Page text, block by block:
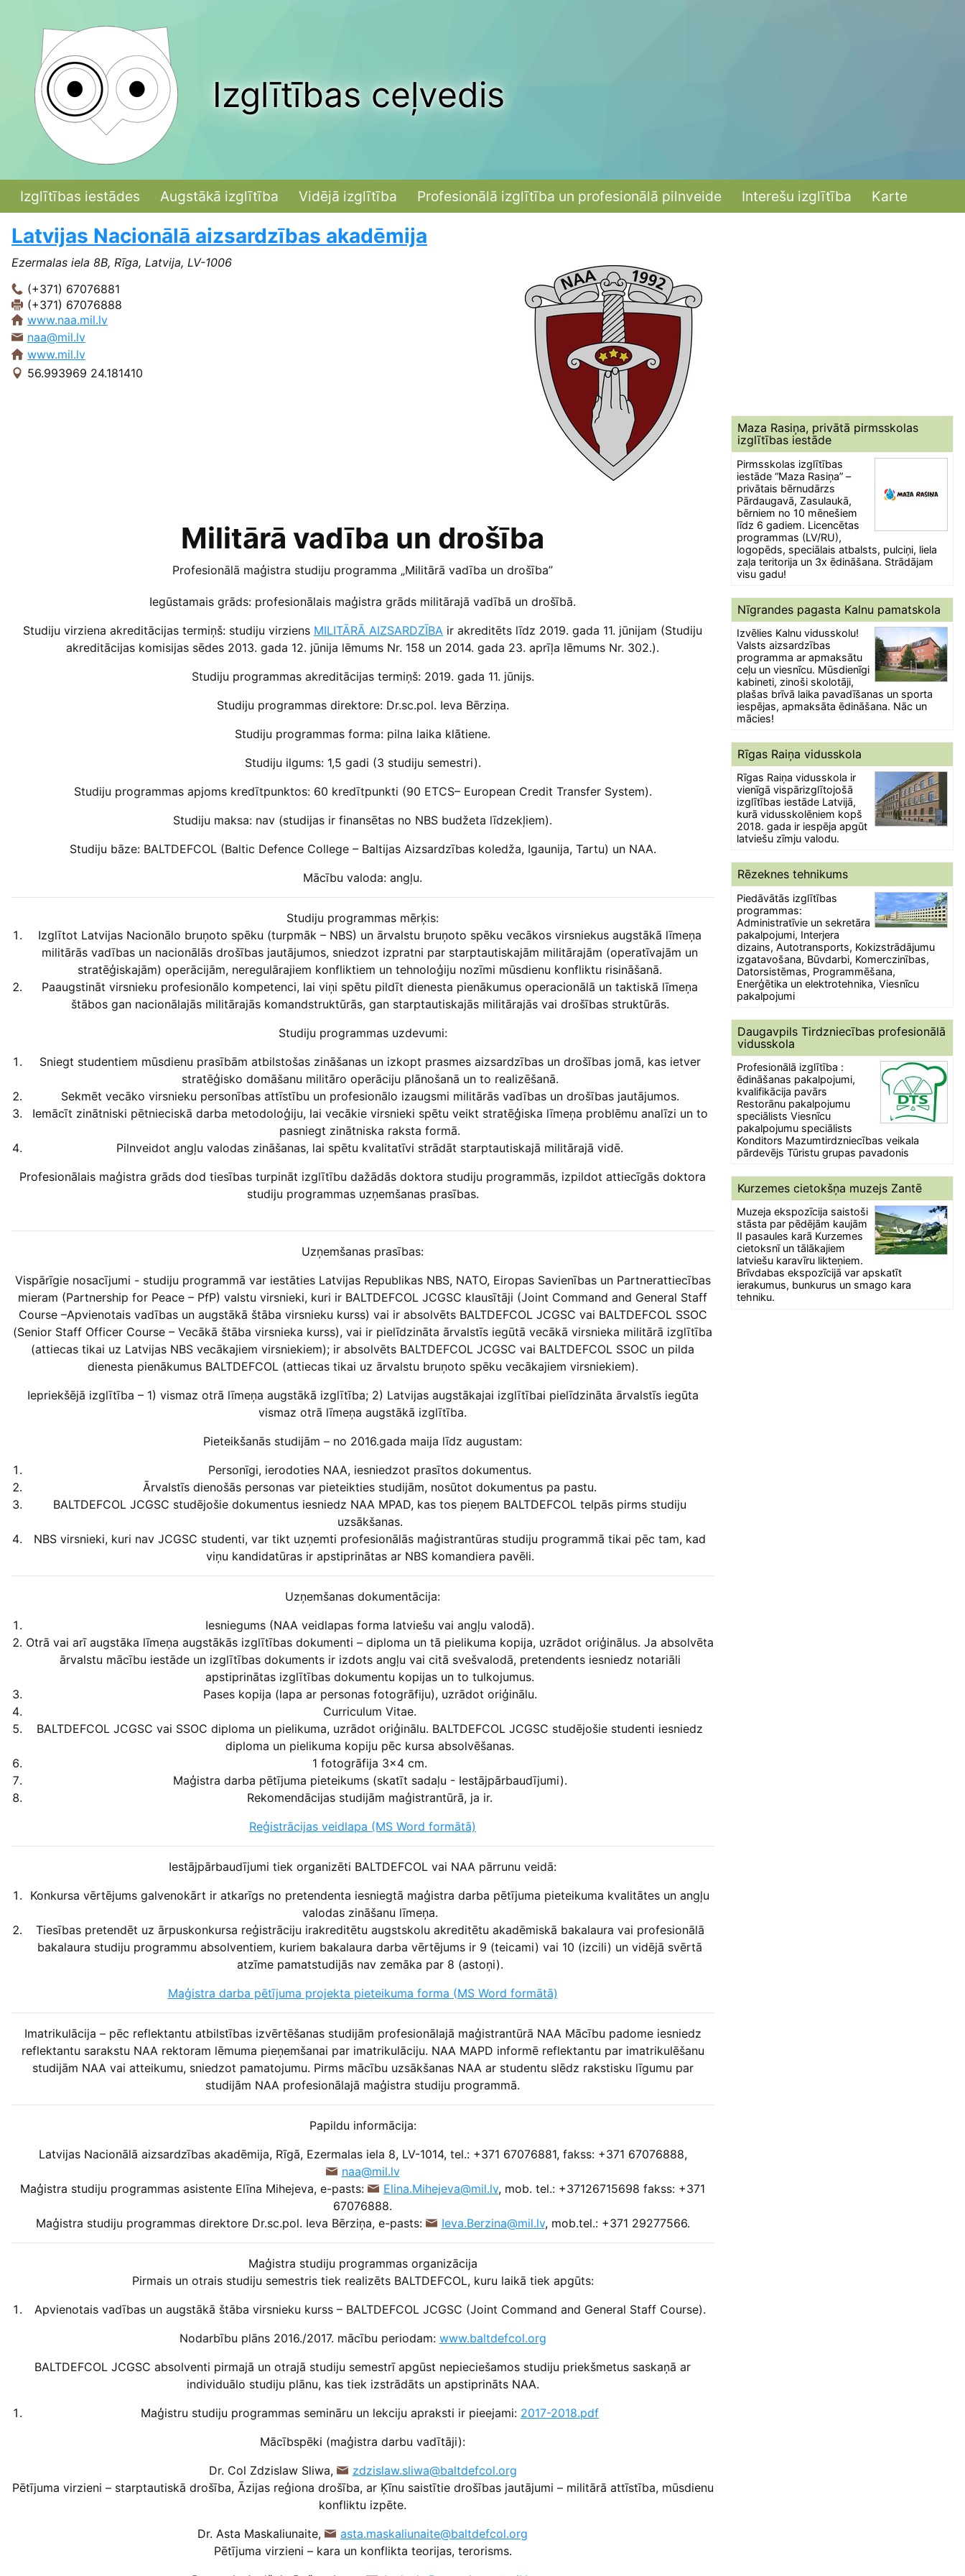
Izglītības ceļvedis
Izglītības iestādes Augstākā izglītība Vidējā izglītība Profesionālā izglītība un profesionālā pilnveide Interešu izglītība Karte
Latvijas Nacionālā aizsardzības akadēmija
Ezermalas iela 8B, Rīga, Latvija, LV-1006
(+371) 67076881
(+371) 67076888
www.naa.mil.lv
naa@mil.lv
www.mil.lv
56.993969 24.181410
Militārā vadība un drošība
Profesionālā maģistra studiju programma „Militārā vadība un drošība”
Iegūstamais grāds: profesionālais maģistra grāds militārajā vadībā un drošībā.
Studiju virziena akreditācijas termiņš: studiju virziens MILITĀRĀ AIZSARDZĪBA ir akreditēts līdz 2019. gada 11. jūnijam (Studiju
akreditācijas komisijas sēdes 2013. gada 12. jūnija lēmums Nr. 158 un 2014. gada 23. aprīļa lēmums Nr. 302.).
Studiju programmas akreditācijas termiņš: 2019. gada 11. jūnijs.
Studiju programmas direktore: Dr.sc.pol. Ieva Bērziņa.
Studiju programmas forma: pilna laika klātiene.
Studiju ilgums: 1,5 gadi (3 studiju semestri).
Studiju programmas apjoms kredītpunktos: 60 kredītpunkti (90 ETCS– European Credit Transfer System).
Studiju maksa: nav (studijas ir finansētas no NBS budžeta līdzekļiem).
Studiju bāze: BALTDEFCOL (Baltic Defence College – Baltijas Aizsardzības koledža, Igaunija, Tartu) un NAA.
Mācību valoda: angļu.
Studiju programmas mērķis:
Izglītot Latvijas Nacionālo bruņoto spēku (turpmāk – NBS) un ārvalstu bruņoto spēku vecākos virsniekus augstākā līmeņa
militārās vadības un nacionālās drošības jautājumos, sniedzot izpratni par starptautiskajām militārajām (operatīvajām un
stratēģiskajām) operācijām, neregulārajiem konfliktiem un tehnoloģiju nozīmi mūsdienu konfliktu risināšanā.
Paaugstināt virsnieku profesionālo kompetenci, lai viņi spētu pildīt dienesta pienākumus operacionālā un taktiskā līmeņa
štābos gan nacionālajās militārajās komandstruktūrās, gan starptautiskajās militārajās vai drošības struktūrās.
Studiju programmas uzdevumi:
Sniegt studentiem mūsdienu prasībām atbilstošas zināšanas un izkopt prasmes aizsardzības un drošības jomā, kas ietver
stratēģisko domāšanu militāro operāciju plānošanā un to realizēšanā.
Sekmēt vecāko virsnieku personības attīstību un profesionālo izaugsmi militārās vadības un drošības jautājumos.
Iemācīt zinātniski pētnieciskā darba metodoloģiju, lai vecākie virsnieki spētu veikt stratēģiska līmeņa problēmu analīzi un to
pasniegt zinātniska raksta formā.
Pilnveidot angļu valodas zināšanas, lai spētu kvalitatīvi strādāt starptautiskajā militārajā vidē.
Profesionālais maģistra grāds dod tiesības turpināt izglītību dažādās doktora studiju programmās, izpildot attiecīgās doktora
studiju programmas uzņemšanas prasības.
Uzņemšanas prasības:
Vispārīgie nosacījumi - studiju programmā var iestāties Latvijas Republikas NBS, NATO, Eiropas Savienības un Partnerattiecības
mieram (Partnership for Peace – PfP) valstu virsnieki, kuri ir BALTDEFCOL JCGSC klausītāji (Joint Command and General Staff
Course –Apvienotais vadības un augstākā štāba virsnieku kurss) vai ir absolvēts BALTDEFCOL JCGSC vai BALTDEFCOL SSOC
(Senior Staff Officer Course – Vecākā štāba virsnieka kurss), vai ir pielīdzināta ārvalstīs iegūtā vecākā virsnieka militārā izglītība
(attiecas tikai uz Latvijas NBS vecākajiem virsniekiem); ir absolvēts BALTDEFCOL JCGSC vai BALTDEFCOL SSOC un pilda
dienesta pienākumus BALTDEFCOL (attiecas tikai uz ārvalstu bruņoto spēku vecākajiem virsniekiem).
Iepriekšējā izglītība – 1) vismaz otrā līmeņa augstākā izglītība; 2) Latvijas augstākajai izglītībai pielīdzināta ārvalstīs iegūta
vismaz otrā līmeņa augstākā izglītība.
Pieteikšanās studijām – no 2016.gada maija līdz augustam:
Personīgi, ierodoties NAA, iesniedzot prasītos dokumentus.
Ārvalstīs dienošās personas var pieteikties studijām, nosūtot dokumentus pa pastu.
BALTDEFCOL JCGSC studējošie dokumentus iesniedz NAA MPAD, kas tos pieņem BALTDEFCOL telpās pirms studiju
uzsākšanas.
NBS virsnieki, kuri nav JCGSC studenti, var tikt uzņemti profesionālās maģistrantūras studiju programmā tikai pēc tam, kad
viņu kandidatūras ir apstiprinātas ar NBS komandiera pavēli.
Uzņemšanas dokumentācija:
Iesniegums (NAA veidlapas forma latviešu vai angļu valodā).
Otrā vai arī augstāka līmeņa augstākās izglītības dokumenti – diploma un tā pielikuma kopija, uzrādot oriģinālus. Ja absolvēta
ārvalstu mācību iestāde un izglītības dokuments ir izdots angļu vai citā svešvalodā, pretendents iesniedz notariāli
apstiprinātas izglītības dokumentu kopijas un to tulkojumus.
Pases kopija (lapa ar personas fotogrāfiju), uzrādot oriģinālu.
Curriculum Vitae.
BALTDEFCOL JCGSC vai SSOC diploma un pielikuma, uzrādot oriģinālu. BALTDEFCOL JCGSC studējošie studenti iesniedz
diploma un pielikuma kopiju pēc kursa absolvēšanas.
1 fotogrāfija 3x4 cm.
Maģistra darba pētījuma pieteikums (skatīt sadaļu - Iestājpārbaudījumi).
Rekomendācijas studijām maģistrantūrā, ja ir.
Reģistrācijas veidlapa (MS Word formātā)
Iestājpārbaudījumi tiek organizēti BALTDEFCOL vai NAA pārrunu veidā:
Konkursa vērtējums galvenokārt ir atkarīgs no pretendenta iesniegtā maģistra darba pētījuma pieteikuma kvalitātes un angļu
valodas zināšanu līmeņa.
Tiesības pretendēt uz ārpuskonkursa reģistrāciju irakreditētu augstskolu akreditētu akadēmiskā bakalaura vai profesionālā
bakalaura studiju programmu absolventiem, kuriem bakalaura darba vērtējums ir 9 (teicami) vai 10 (izcili) un vidējā svērtā
atzīme pamatstudijās nav zemāka par 8 (astoņi).
Maģistra darba pētījuma projekta pieteikuma forma (MS Word formātā)
Imatrikulācija – pēc reflektantu atbilstības izvērtēšanas studijām profesionālajā maģistrantūrā NAA Mācību padome iesniedz
reflektantu sarakstu NAA rektoram lēmuma pieņemšanai par imatrikulāciju. NAA MAPD informē reflektantu par imatrikulēšanu
studijām NAA vai atteikumu, sniedzot pamatojumu. Pirms mācību uzsākšanas NAA ar studentu slēdz rakstisku līgumu par
studijām NAA profesionālajā maģistra studiju programmā.
Papildu informācija:
Latvijas Nacionālā aizsardzības akadēmija, Rīgā, Ezermalas iela 8, LV-1014, tel.: +371 67076881, fakss: +371 67076888,
naa@mil.lv
Maģistra studiju programmas asistente Elīna Mihejeva, e-pasts:
Elina.Mihejeva@mil.lv, mob. tel.: +37126715698 fakss: +371
67076888.
Maģistra studiju programmas direktore Dr.sc.pol. Ieva Bērziņa, e-pasts:
Ieva.Berzina@mil.lv, mob.tel.: +371 29277566.
Maģistra studiju programmas organizācija
Pirmais un otrais studiju semestris tiek realizēts BALTDEFCOL, kuru laikā tiek apgūts:
Apvienotais vadības un augstākā štāba virsnieku kurss – BALTDEFCOL JCGSC (Joint Command and General Staff Course).
Nodarbību plāns 2016./2017. mācību periodam: www.baltdefcol.org
BALTDEFCOL JCGSC absolventi pirmajā un otrajā studiju semestrī apgūst nepieciešamos studiju priekšmetus saskaņā ar
individuālo studiju plānu, kas tiek izstrādāts un apstiprināts NAA.
Maģistru studiju programmas semināru un lekciju apraksti ir pieejami: 2017-2018.pdf
Mācībspēki (maģistra darbu vadītāji):
Dr. Col Zdzislaw Sliwa,
zdzislaw.sliwa@baltdefcol.org
Pētījuma virzieni – starptautiskā drošība, Āzijas reģiona drošība, ar Ķīnu saistītie drošības jautājumi – militārā attīstība, mūsdienu
konfliktu izpēte.
Dr. Asta Maskaliunaite,
asta.maskaliunaite@baltdefcol.org
Pētījuma virzieni – kara un konflikta teorijas, terorisms.
Maza Rasiņa, privātā pirmsskolas
izglītības iestāde
Pirmsskolas izglītības
iestāde “Maza Rasiņa” –
privātais bērnudārzs
Pārdaugavā, Zasulaukā,
bērniem no 10 mēnešiem
līdz 6 gadiem. Licencētas
programmas (LV/RU),
logopēds, speciālais atbalsts, pulciņi, liela
zaļa teritorija un 3x ēdināšana. Strādājam
visu gadu!
Nīgrandes pagasta Kalnu pamatskola
Izvēlies Kalnu vidusskolu!
Valsts aizsardzības
programma ar apmaksātu
ceļu un viesnīcu. Mūsdienīgi
kabineti, zinoši skolotāji,
plašas brīvā laika pavadīšanas un sporta
iespējas, apmaksāta ēdināšana. Nāc un
mācies!
Rīgas Raiņa vidusskola
Rīgas Raiņa vidusskola ir
vienīgā vispārizglītojošā
izglītības iestāde Latvijā,
kurā vidusskolēniem kopš
2018. gada ir iespēja apgūt
latviešu zīmju valodu.
Rēzeknes tehnikums
Piedāvātās izglītības
programmas:
Administratīvie un sekretāra
pakalpojumi, Interjera
dizains, Autotransports, Kokizstrādājumu
izgatavošana, Būvdarbi, Komerczinības,
Datorsistēmas, Programmēšana,
Enerģētika un elektrotehnika, Viesnīcu
pakalpojumi
Daugavpils Tirdzniecības profesionālā
vidusskola
Profesionālā izglītība :
ēdināšanas pakalpojumi,
kvalifikācija pavārs
Restorānu pakalpojumu
speciālists Viesnīcu
pakalpojumu speciālists
Konditors Mazumtirdzniecības veikala
pārdevējs Tūristu grupas pavadonis
Kurzemes cietokšņa muzejs Zantē
Muzeja ekspozīcija saistoši
stāsta par pēdējām kaujām
II pasaules karā Kurzemes
cietoksnī un tālākajiem
latviešu karavīru likteņiem.
Brīvdabas ekspozīcijā var apskatīt
ierakumus, bunkurus un smago kara
tehniku.